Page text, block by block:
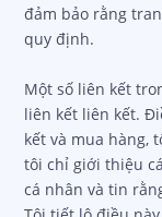
đảm bảo rằng
quy định.
Một số liên kết
liên kết liên kết.
kết và mua hàng,
tôi chỉ giới thiệu
cá nhân và tin